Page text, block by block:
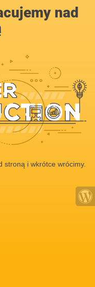
nad
stroną i wkrótce wrócimy.